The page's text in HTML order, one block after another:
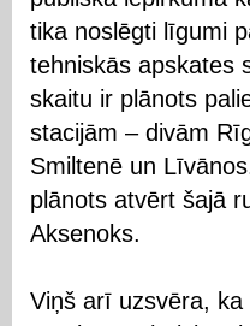
tika noslēgti līgumi
tehniskās apskates
skaitu ir plānots
stacijām – divām
Smiltenē un
plānots atvērt šajā
Aksenoks.
Viņš arī uzsvēra, ka